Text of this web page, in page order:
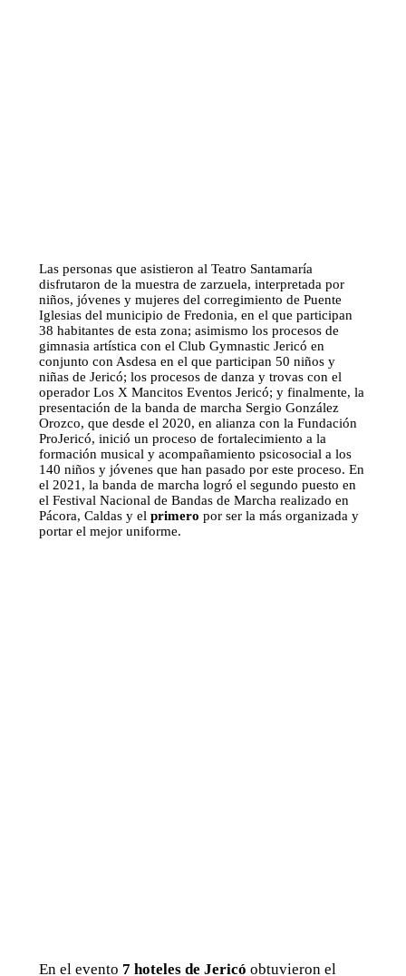
Las personas que asistieron al Teatro Santamaría
disfrutaron de la muestra de zarzuela, interpretada por
niños, jóvenes y mujeres del corregimiento de Puente
Iglesias del municipio de Fredonia, en el que participan
38 habitantes de esta zona; asimismo los procesos de
gimnasia artística con el Club Gymnastic Jericó en
conjunto con Asdesa en el que participan 50 niños y
niñas de Jericó; los procesos de danza y trovas con el
operador Los X Mancitos Eventos Jericó; y finalmente, la
presentación de la banda de marcha Sergio González
Orozco, que desde el 2020, en alianza con la Fundación
ProJericó, inició un proceso de fortalecimiento a la
formación musical y acompañamiento psicosocial a los
140 niños y jóvenes que han pasado por este proceso. En
el 2021, la banda de marcha logró el segundo puesto en
el Festival Nacional de Bandas de Marcha realizado en
Pácora, Caldas y el primero por ser la más organizada y
portar el mejor uniforme.
En el evento 7 hoteles de Jericó obtuvieron el